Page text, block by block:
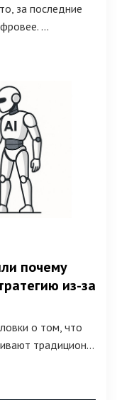
за последние
...
почему
из-за
о том, что
традицион...